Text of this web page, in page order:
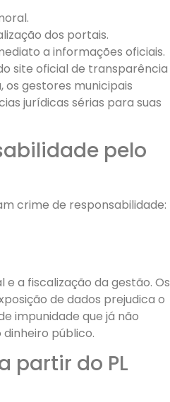
dos portais.
a informações oficiais.
site oficial de transparência
gestores municipais
jurídicas sérias para suas
pelo
crime de responsabilidade:
a fiscalização da gestão. Os
de dados prejudica o
impunidade que já não
público.
partir do PL